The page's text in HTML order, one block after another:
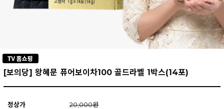
[보의당] 왕혜문 퓨어보이차100 골드라벨 1박스(14포)
정상가
20,000원